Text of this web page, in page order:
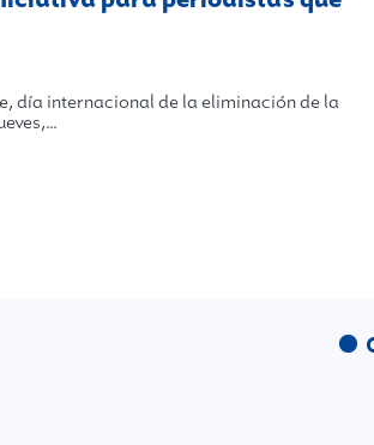
día internacional de la eliminación de la